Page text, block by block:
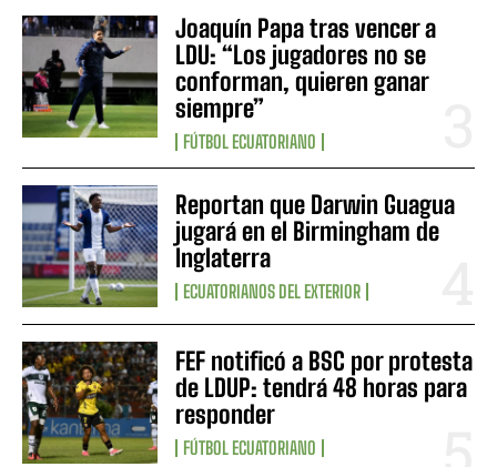
Joaquín Papa tras vencer a
LDU: “Los jugadores no se
conforman, quieren ganar
siempre”
FÚTBOL ECUATORIANO
Reportan que Darwin Guagua
jugará en el Birmingham de
Inglaterra
ECUATORIANOS DEL EXTERIOR
FEF notificó a BSC por protesta
de LDUP: tendrá 48 horas para
responder
FÚTBOL ECUATORIANO